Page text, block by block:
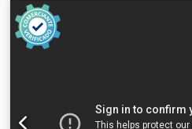
aproximado de la máquina.
1700 x 1650 x 2000 mm tope
incluido. luz de trabajo y rejilla